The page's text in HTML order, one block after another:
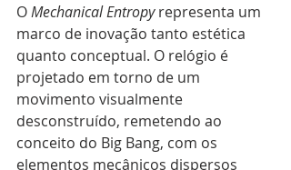
O Mechanical Entropy representa um
marco de inovação tanto estética
quanto conceptual. O relógio é
projetado em torno de um
movimento visualmente
desconstruído, remetendo ao
conceito do Big Bang, com os
elementos mecânicos dispersos